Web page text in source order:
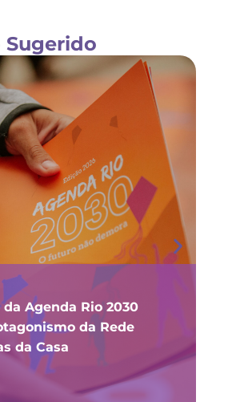
Agenda Rio 2030
da Rede
da Casa